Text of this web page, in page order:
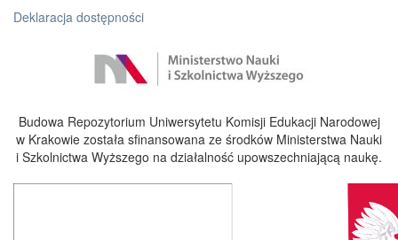
Deklaracja dostępności
Budowa Repozytorium Uniwersytetu Komisji Edukacji Narodowej
w Krakowie została sfinansowana ze środków Ministerstwa Nauki
i Szkolnictwa Wyższego na działalność upowszechniającą naukę.